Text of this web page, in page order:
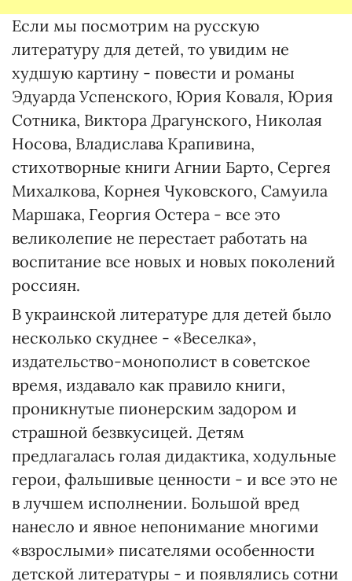
Если мы посмотрим на русскую
литературу для детей, то увидим не
худшую картину - повести и романы
Эдуарда Успенского, Юрия Коваля, Юрия
Сотника, Виктора Драгунского, Николая
Носова, Владислава Крапивина,
стихотворные книги Агнии Барто, Сергея
Михалкова, Корнея Чуковского, Самуила
Маршака, Георгия Остера - все это
великолепие не перестает работать на
воспитание все новых и новых поколений
россиян.
В украинской литературе для детей было
несколько скуднее - «Веселка»,
издательство-монополист в советское
время, издавало как правило книги,
проникнутые пионерским задором и
страшной безвкусицей. Детям
предлагалась голая дидактика, ходульные
герои, фальшивые ценности - и все это не
в лучшем исполнении. Большой вред
нанесло и явное непонимание многими
«взрослыми» писателями особенности
детской литературы - и появлялись сотни